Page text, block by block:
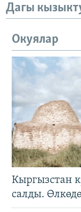
Дагы
Окуялар
Кыргызстан
салды.